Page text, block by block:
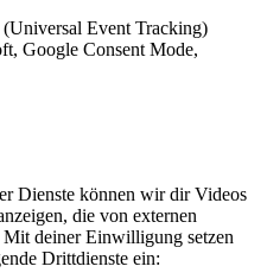
Event Tracking)
Google Consent Mode,
Dienste können wir dir Videos
die von externen
deiner Einwilligung setzen
Drittdienste ein: